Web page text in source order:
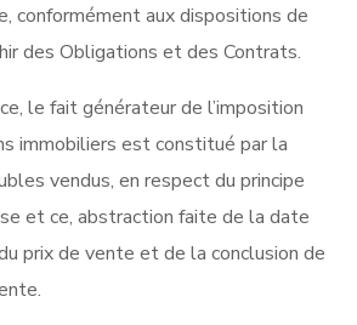
conformément aux dispositions de
des Obligations et des Contrats.
le fait générateur de l’imposition
immobiliers est constitué par la
vendus, en respect du principe
et ce, abstraction faite de la date
prix de vente et de la conclusion de